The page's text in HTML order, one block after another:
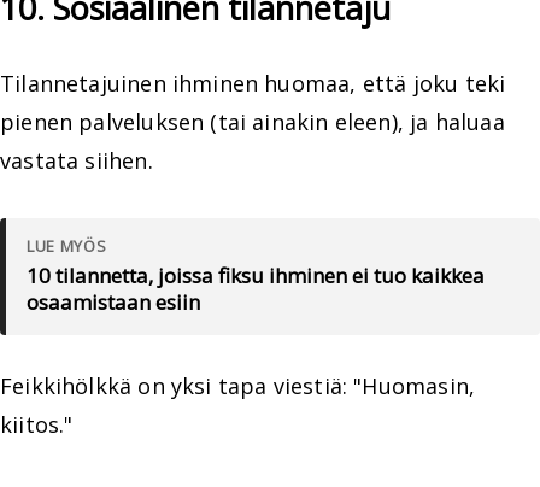
Tilannetajuinen ihminen huomaa, että joku teki
pienen palveluksen (tai ainakin eleen), ja haluaa
vastata siihen.
LUE MYÖS
10 tilannetta, joissa fiksu ihminen ei tuo kaikkea
osaamistaan esiin
Feikkihölkkä on yksi tapa viestiä: "Huomasin,
kiitos."